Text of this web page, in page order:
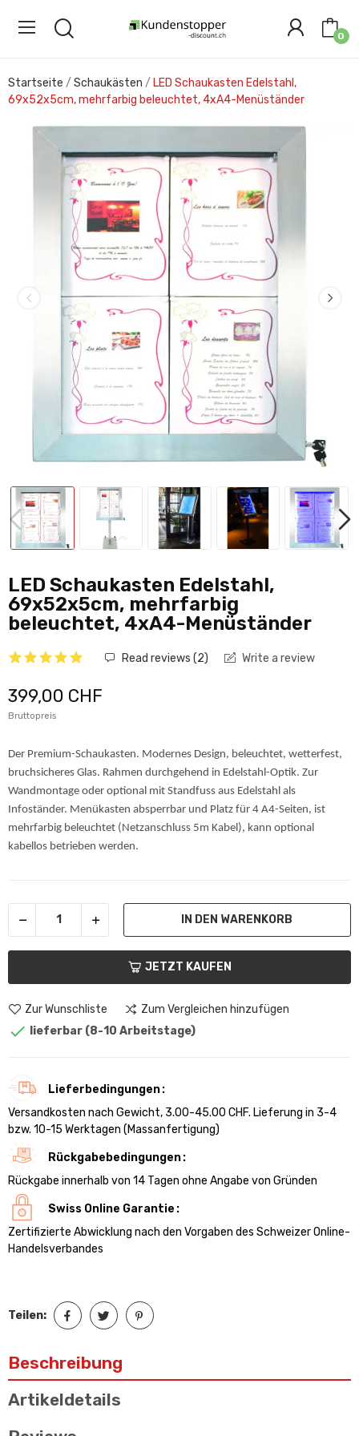
0
Startseite Schaukästen
LED Schaukasten Edelstahl,
69x52x5cm, mehrfarbig beleuchtet, 4xA4-Menüständer
LED Schaukasten Edelstahl,
69x52x5cm, mehrfarbig
beleuchtet, 4xA4-Menüständer
Read reviews (2) Write a review
399,00 CHF
Bruttopreis
Der Premium-Schaukasten. Modernes Design, beleuchtet, wetterfest,
bruchsicheres Glas. Rahmen durchgehend in Edelstahl-Optik. Zur
Wandmontage oder optional mit Standfuss aus Edelstahl als
Infoständer. Menükasten absperrbar und Platz für 4 A4-Seiten, ist
mehrfarbig beleuchtet (Netzanschluss 5m Kabel), kann optional
kabellos betrieben werden.
IN DEN WARENKORB
JETZT KAUFEN
Zur Wunschliste Zum Vergleichen hinzufügen
 lieferbar (8-10 Arbeitstage)
Lieferbedingungen
Versandkosten nach Gewicht, 3.00-45.00 CHF. Lieferung in 3-4
bzw. 10-15 Werktagen (Massanfertigung)
Rückgabebedingungen
Rückgabe innerhalb von 14 Tagen ohne Angabe von Gründen
Swiss Online Garantie
Zertifizierte Abwicklung nach den Vorgaben des Schweizer Online-
Handelsverbandes
Teilen:
Beschreibung
Artikeldetails